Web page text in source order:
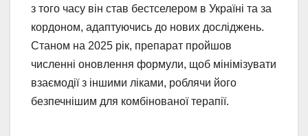
з того часу він став бестселером в Україні та за
кордоном, адаптуючись до нових досліджень.
Станом на 2025 рік, препарат пройшов
численні оновлення формули, щоб мінімізувати
взаємодії з іншими ліками, роблячи його
безпечнішим для комбінованої терапії.